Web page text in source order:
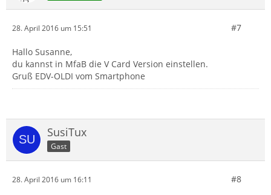
28. April 2016 um 15:51 #7
Hallo Susanne,
du kannst in MfaB die V Card Version einstellen.
Gruß EDV-OLDI vom Smartphone
SusiTux
Gast
28. April 2016 um 16:11 #8